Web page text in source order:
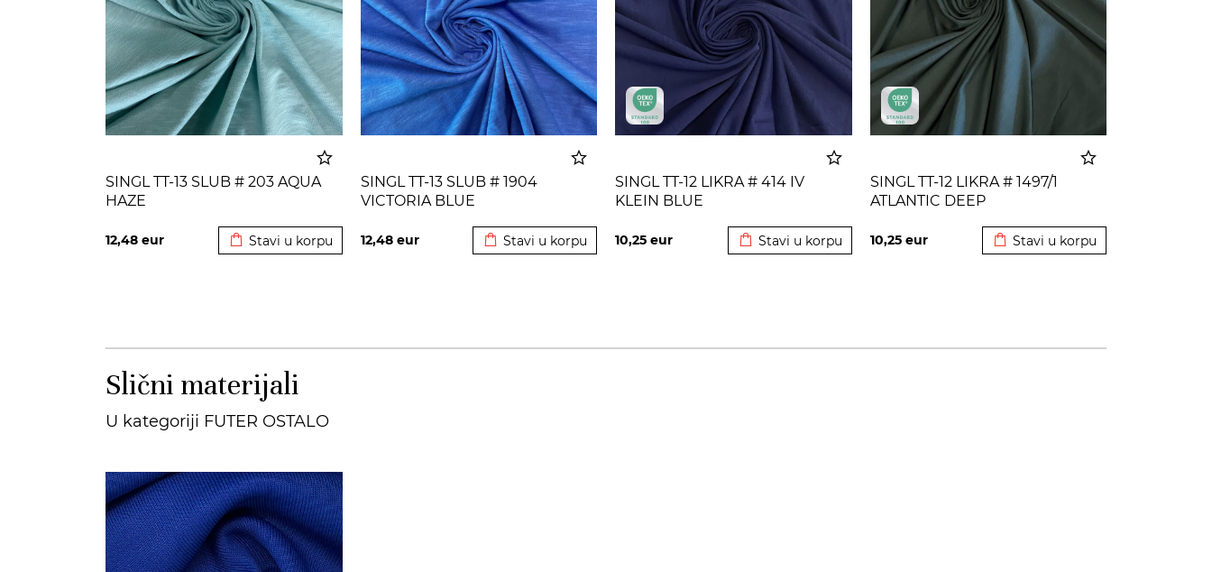
SINGL TT-13 SLUB # 203 AQUA
HAZE
12,48 eur Stavi u korpu
SINGL TT-13 SLUB # 1904
VICTORIA BLUE
12,48 eur Stavi u korpu
SINGL TT-12 LIKRA # 414 IV
KLEIN BLUE
10,25 eur Stavi u korpu
SINGL TT-12 LIKRA # 1497/1
ATLANTIC DEEP
10,25 eur Stavi u korpu
Slični materijali
U kategoriji FUTER OSTALO